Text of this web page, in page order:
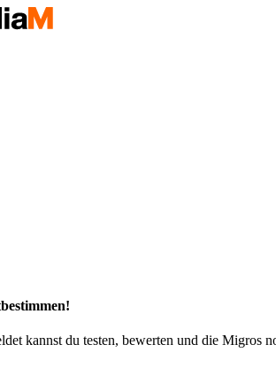
kannst du testen, bewerten und die Migros